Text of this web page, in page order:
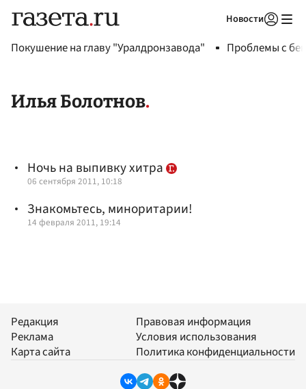
Новости
Покушение на главу "Уралдронзавода" Проблемы с
Илья Болотнов
Ночь на выпивку хитра
06 сентября 2011, 10:18
Знакомьтесь, миноритарии!
14 февраля 2011, 19:14
Редакция
Реклама
Карта сайта
Правовая информация
Условия использования
Политика конфиденциальности